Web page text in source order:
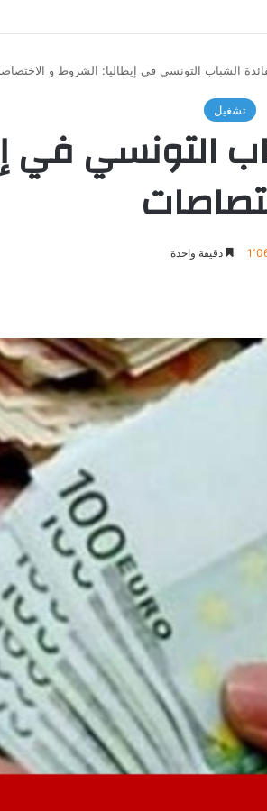
تشغيل
التونسي في
دقيقة واحدة